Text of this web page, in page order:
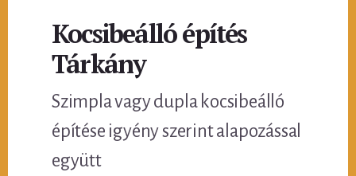
Kocsibeálló építés
Tárkány
Szimpla vagy dupla kocsibeálló
építése igyény szerint alapozással
együtt